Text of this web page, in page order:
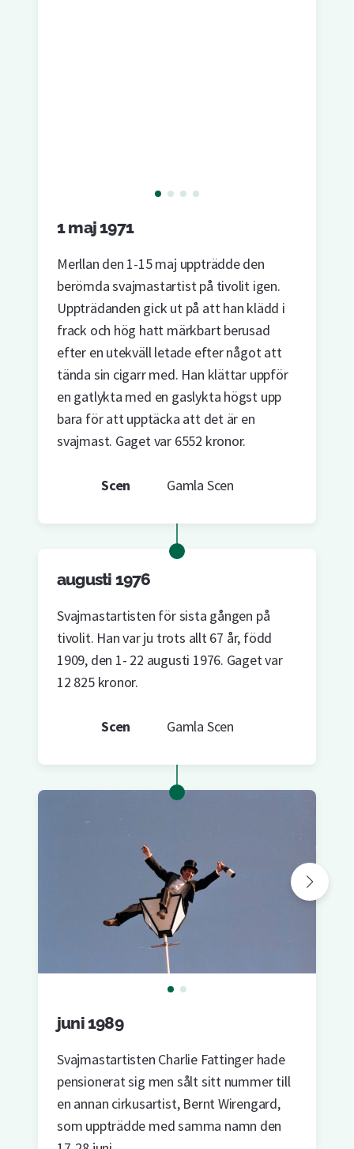
1 maj 1971
Merllan den 1-15 maj uppträdde den
berömda svajmastartist på tivolit igen.
Uppträdanden gick ut på att han klädd i
frack och hög hatt märkbart berusad
efter en utekväll letade efter något att
tända sin cigarr med. Han klättar uppför
en gatlykta med en gaslykta högst upp
bara för att upptäcka att det är en
svajmast. Gaget var 6552 kronor.
Scen Gamla Scen
augusti 1976
Svajmastartisten för sista gången på
tivolit. Han var ju trots allt 67 år, född
1909, den 1- 22 augusti 1976. Gaget var
12 825 kronor.
Scen Gamla Scen
juni 1989
Svajmastartisten Charlie Fattinger hade
pensionerat sig men sålt sitt nummer till
en annan cirkusartist, Bernt Wirengard,
som uppträdde med samma namn den